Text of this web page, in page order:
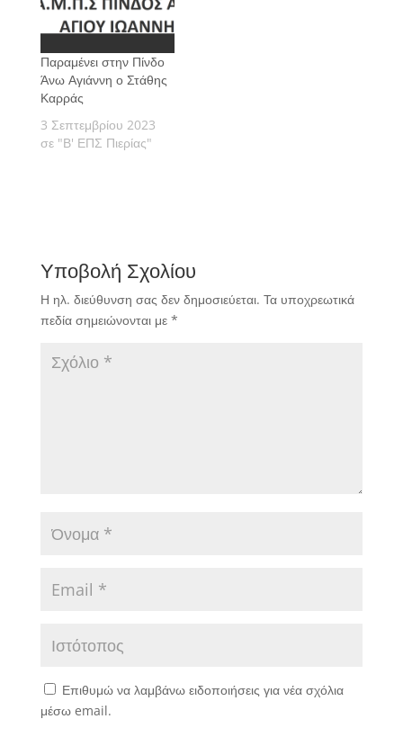
Παραμένει στην Πίνδο
Άνω Αγιάννη ο Στάθης
Καρράς
3 Σεπτεμβρίου 2023
σε "Β' ΕΠΣ Πιερίας"
Υποβολή Σχολίου
Η ηλ. διεύθυνση σας δεν δημοσιεύεται. Τα υποχρεωτικά
πεδία σημειώνονται με *
Επιθυμώ να λαμβάνω ειδοποιήσεις για νέα σχόλια
μέσω email.